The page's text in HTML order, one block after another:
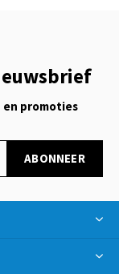
en promoties
ABONNEER